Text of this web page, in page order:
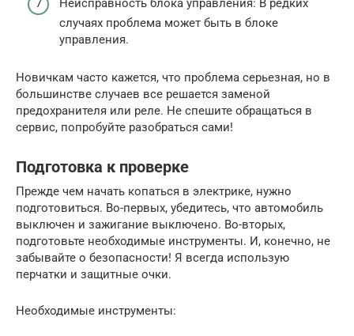
случаях проблема может быть в блоке
управления.
Новичкам часто кажется, что проблема серьезная, но в
большинстве случаев все решается заменой
предохранителя или реле. Не спешите обращаться в
сервис, попробуйте разобраться сами!
Подготовка к проверке
Прежде чем начать копаться в электрике, нужно
подготовиться. Во-первых, убедитесь, что автомобиль
выключен и зажигание выключено. Во-вторых,
подготовьте необходимые инструменты. И, конечно, не
забывайте о безопасности! Я всегда использую
перчатки и защитные очки.
Необходимые инструменты: